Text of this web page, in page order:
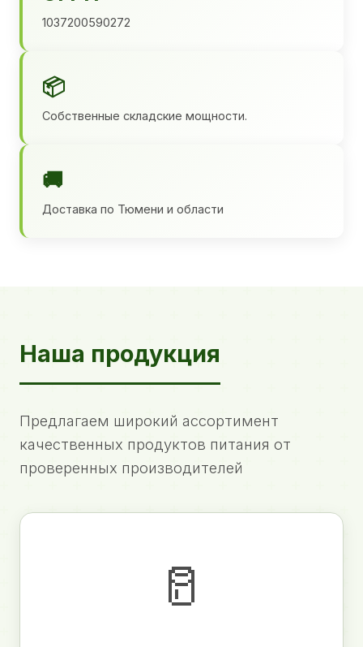
1037200590272
📦
Собственные складские мощности.
🚚
Доставка по Тюмени и области
Наша продукция
Предлагаем широкий ассортимент
качественных продуктов питания от
проверенных производителей
🥛